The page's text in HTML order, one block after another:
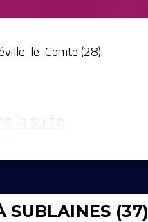
le-Comte (28).
la suite
SUBLAINES (37)